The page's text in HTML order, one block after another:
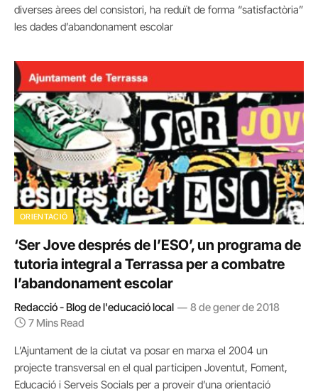
diverses àrees del consistori, ha reduït de forma “satisfactòria”
les dades d’abandonament escolar
ORIENTACIÓ
‘Ser Jove després de l’ESO’, un programa de
tutoria integral a Terrassa per a combatre
l’abandonament escolar
Redacció - Blog de l'educació local
8 de gener de 2018
7 Mins Read
L’Ajuntament de la ciutat va posar en marxa el 2004 un
projecte transversal en el qual participen Joventut, Foment,
Educació i Serveis Socials per a proveir d’una orientació